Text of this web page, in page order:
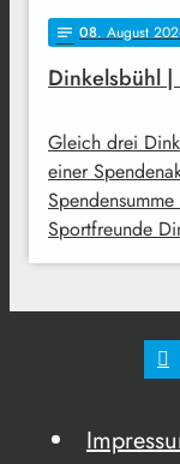
notes 08. August
Dinkelsbühl
Gleich drei
einer
Sportfreunde